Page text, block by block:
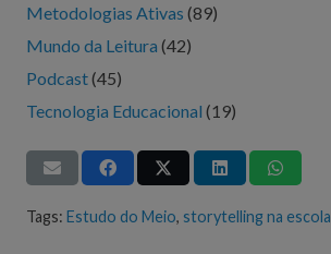
Metodologias Ativas (89)
Mundo da Leitura (42)
Podcast(45)
Tecnologia Educacional (19)
Tags: Estudo do Meio, storytelling na escola